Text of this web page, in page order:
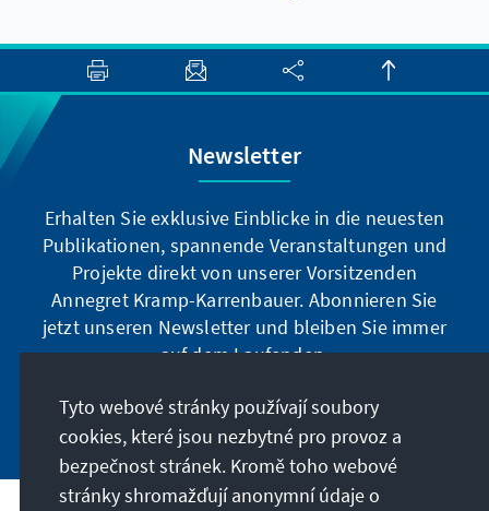
Newsletter
Erhalten Sie exklusive Einblicke in die neuesten
Publikationen, spannende Veranstaltungen und
Projekte direkt von unserer Vorsitzenden
Annegret Kramp-Karrenbauer. Abonnieren Sie
jetzt unseren Newsletter und bleiben Sie immer
auf dem Laufenden.
Jetzt abonnieren
Tyto webové stránky používají soubory
cookies, které jsou nezbytné pro provoz a
bezpečnost stránek. Kromě toho webové
stránky shromažďují anonymní údaje o